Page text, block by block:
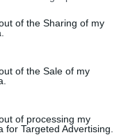
of the Sharing of my
of the Sale of my
of processing my
for Targeted Advertising.
realizar las patillas en
la madera de Palisandro.
Gum con 4 tipos de lentes
lo que nos da más de 20